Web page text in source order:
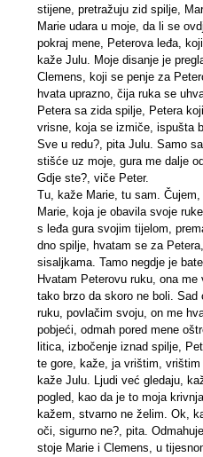
stijene, pretražuju zid spilje,
Marie udara u moje, da li se
pokraj mene, Peterova leđa,
kaže Julu. Moje disanje je
Clemens, koji se penje za
hvata uprazno, čija ruka se
Petera sa zida spilje, Petera
vrisne, koja se izmiče, ispušta
Sve u redu?, pita Julu. Samo
stišće uz moje, gura me dalje
Gdje ste?, viče Peter.
Tu, kaže Marie, tu sam.
Marie, koja je obavila svoje
s leđa gura svojim tijelom,
dno spilje, hvatam se za
sisaljkama. Tamo negdje je
Hvatam Peterovu ruku, ona
tako brzo da skoro ne boli.
ruku, povlačim svoju, on me
pobjeći, odmah pored mene
litica, izbočenje iznad spilje,
te gore, kaže, ja vrištim,
kaže Julu. Ljudi već gledaju,
pogled, kao da je to moja
kažem, stvarno ne želim. Ok,
oči, sigurno ne?, pita.
stoje Marie i Clemens, u